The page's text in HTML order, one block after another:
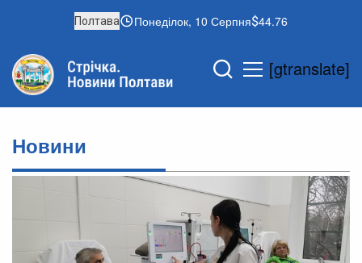
Полтава Понеділок, 10 Серпня 44.76
[gtranslate]
Новини